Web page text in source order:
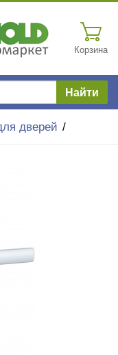
Корзина
Найти
дверей